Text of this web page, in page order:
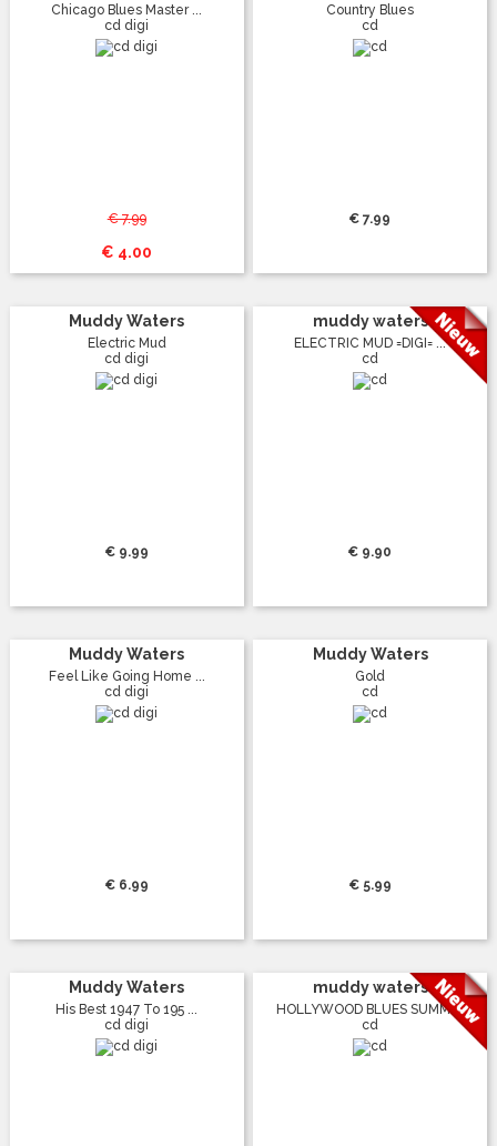
Chicago Blues Master ...
cd digi
€ 7.99
€ 4.00
Country Blues
cd
€ 7.99
Muddy Waters
Electric Mud
cd digi
€ 9.99
muddy waters
ELECTRIC MUD =DIGI= ...
cd
€ 9.90
Muddy Waters
Feel Like Going Home ...
cd digi
€ 6.99
Muddy Waters
Gold
cd
€ 5.99
Muddy Waters
His Best 1947 To 195 ...
cd digi
muddy waters
HOLLYWOOD BLUES SUMM ...
cd